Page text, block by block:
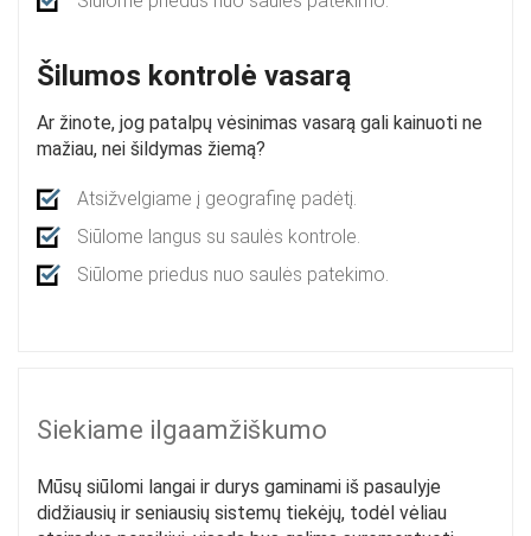
Šilumos kontrolė vasarą
Ar žinote, jog patalpų vėsinimas vasarą gali kainuoti ne
mažiau, nei šildymas žiemą?
Atsižvelgiame į geografinę padėtį.
Siūlome langus su saulės kontrole.
Siūlome priedus nuo saulės patekimo.
Siekiame ilgaamžiškumo
Mūsų siūlomi langai ir durys gaminami iš pasaulyje
didžiausių ir seniausių sistemų tiekėjų, todėl vėliau